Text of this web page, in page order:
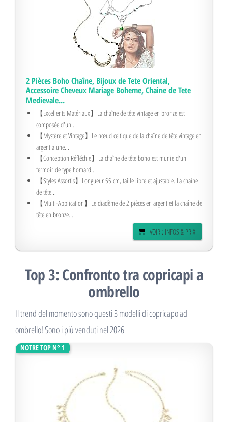
2 Pièces Boho Chaîne, Bijoux de Tete Oriental,
Accessoire Cheveux Mariage Boheme, Chaine de Tete
Medievale...
【Excellents Matériaux】La chaîne de tête vintage en bronze est
composée d'un...
【Mystère et Vintage】Le nœud celtique de la chaîne de tête vintage en
argent a une...
【Conception Réfléchie】La chaîne de tête boho est munie d'un
fermoir de type homard...
【Styles Assortis】Longueur 55 cm, taille libre et ajustable. La chaîne
de tête...
【Multi-Application】Le diadème de 2 pièces en argent et la chaîne de
tête en bronze...
VOIR : INFOS & PRIX
Top 3: Confronto tra copricapi a
ombrello
Il trend del momento sono questi 3 modelli di copricapo ad
ombrello! Sono i più venduti nel 2026
NOTRE TOP N° 1